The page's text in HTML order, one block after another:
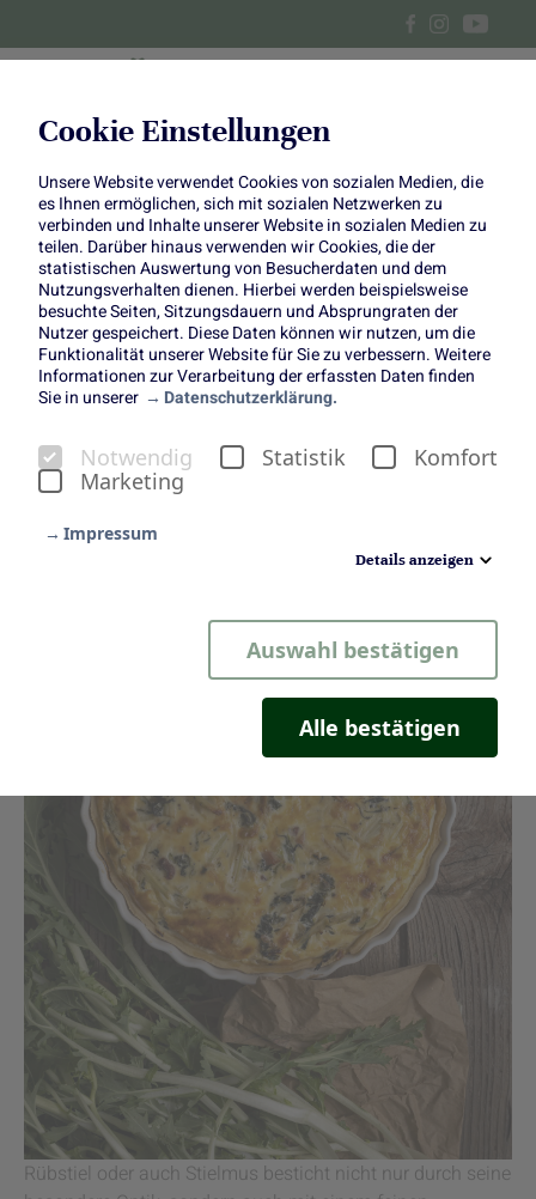
Cookie Einstellungen
Unsere Website verwendet Cookies von sozialen Medien, die
es Ihnen ermöglichen, sich mit sozialen Netzwerken zu
verbinden und Inhalte unserer Website in sozialen Medien zu
teilen. Darüber hinaus verwenden wir Cookies, die der
statistischen Auswertung von Besucherdaten und dem
Nutzungsverhalten dienen. Hierbei werden beispielsweise
besuchte Seiten, Sitzungsdauern und Absprungraten der
Nutzer gespeichert. Diese Daten können wir nutzen, um die
Funktionalität unserer Website für Sie zu verbessern. Weitere
Informationen zur Verarbeitung der erfassten Daten finden
Sie in unserer
Datenschutzerklärung.
Notwendig Statistik
Komfort
Marketing
Impressum
Details anzeigen
Auswahl bestätigen
Alle bestätigen
Rübstiel-Quiche
Rübstiel-Quiche
Stielmus mal anders
Rübstiel oder auch Stielmus besticht nicht nur durch seine